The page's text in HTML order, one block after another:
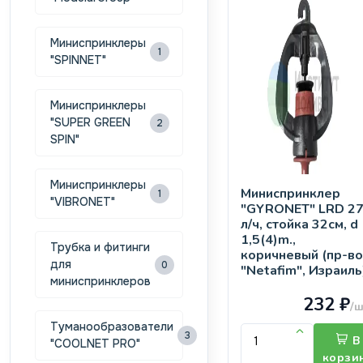
Миниспринклеры
"SPINNET"
1
Миниспринклеры
"SUPER GREEN
SPIN"
2
Миниспринклеры
"VIBRONET"
1
Трубка и фитинги
для
миниспринклеров
0
Туманообразователи
"COOLNET PRO"
3
Миниспринклер
"GYRONET" LRD 27
л/ч, стойка 32см, d
1,5(4)m.,
коричневый (пр-во
"Netafim",
232 ₽/
В